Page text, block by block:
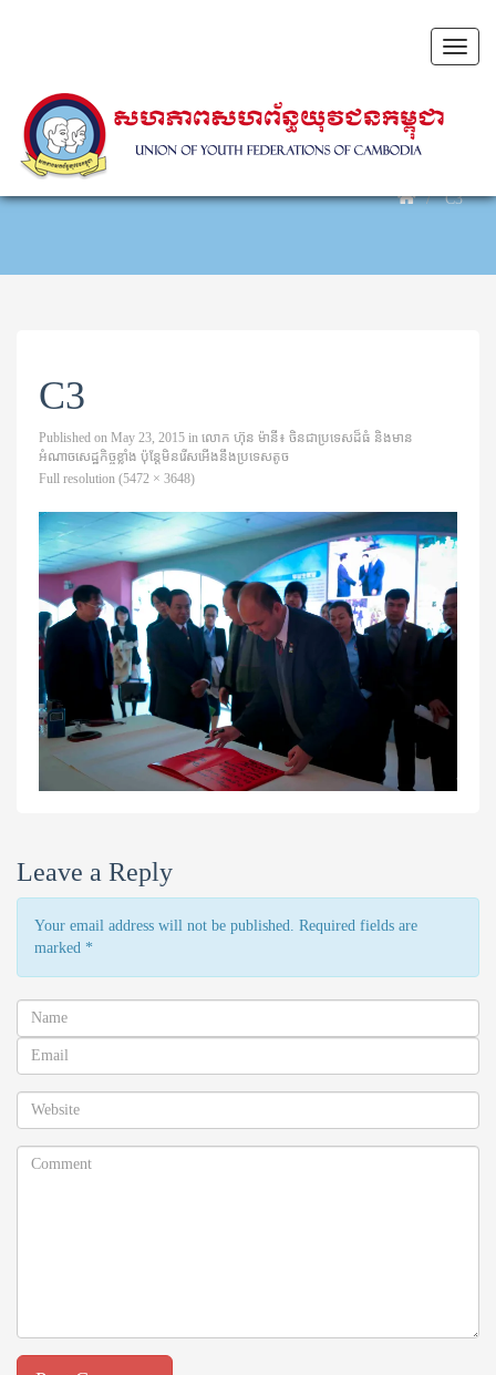
Toggle
C3
C3
Published on May 23, 2015 in លោក ហ៊ុន ម៉ានី៖ ចិនជាប្រទេសដ៏ធំ និងមាន
អំណាចសេដ្ឋកិច្ចខ្លាំង ប៉ុន្តែមិនរើសអើងនឹងប្រទេសតូច
Full resolution (5472 × 3648)
Leave a Reply
Your email address will not be published. Required fields are
marked *